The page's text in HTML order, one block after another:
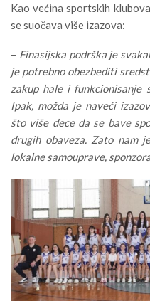
Kao većina sportskih
se suočava više izazova:
– Finasijska podrška je
je potrebno obezbediti
zakup hale i funkcionisanje
Ipak, možda je naveći
što više dece da se bave
drugih obaveza. Zato nam
lokalne samouprave,